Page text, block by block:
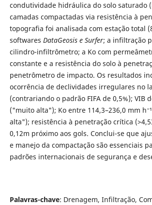
condutividade hidráulica do solo saturado
camadas compactadas via resistência à
topografia foi analisada com estação total
softwares DataGeosis e Surfer; a infiltração
cilindro-infiltrômetro; a Ko com
constante e a resistência do solo à
penetrômetro de impacto. Os resultados
ocorrência de declividades irregulares no
(contrariando o padrão FIFA de 0,5%); VIB
("muito alta"); Ko entre 114,3–236,0 mm
alta"); resistência à penetração crítica
0,12m próximo aos gols. Conclui-se que
e manejo da compactação são essenciais
padrões internacionais de segurança e
Palavras-chave: Drenagem, Infiltração,